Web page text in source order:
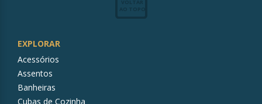
EXPLORAR
Acessórios
Assentos
Banheiras
Cubas de Cozinha